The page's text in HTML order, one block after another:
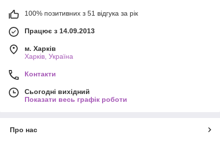
100% позитивних з 51 відгука за рік
Працює з 14.09.2013
м. Харків
Харків, Україна
Контакти
Сьогодні вихідний
Показати весь графік роботи
Про нас